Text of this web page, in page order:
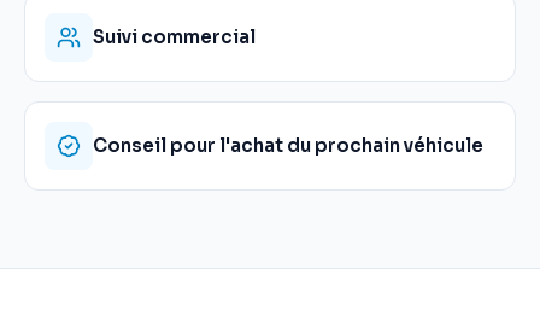
Suivi commercial
Conseil pour l'achat du prochain véhicule